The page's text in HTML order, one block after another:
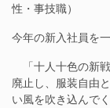
性・事技職）
今年の新入社員を一
「十人十色の新
廃止し、服装自由
い風を吹き込んで